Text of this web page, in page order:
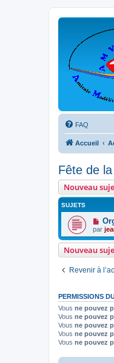
FAQ
Accueil
Fête de
Nouveau
SUJETS
par
Nouveau
Revenir à
PERMISSIONS
Vous ne pouvez
Vous ne pouvez
Vous ne pouvez
Vous ne pouvez
Vous ne pouvez